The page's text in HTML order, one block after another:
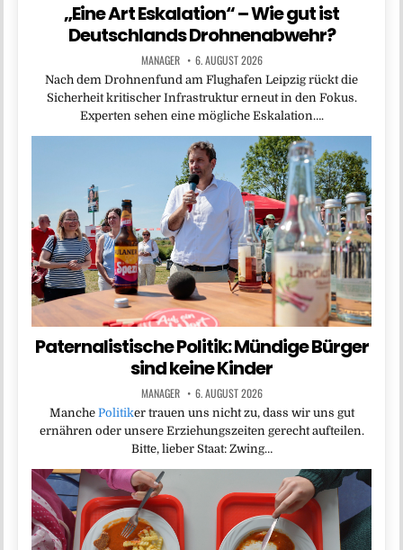
„Eine Art Eskalation“ – Wie gut ist
Deutschlands Drohnenabwehr?
MANAGER 6. AUGUST 2026
Nach dem Drohnenfund am Flughafen Leipzig rückt die
Sicherheit kritischer Infrastruktur erneut in den Fokus.
Experten sehen eine mögliche Eskalation….
Paternalistische Politik: Mündige Bürger
sind keine Kinder
MANAGER 6. AUGUST 2026
Manche Politiker trauen uns nicht zu, dass wir uns gut
ernähren oder unsere Erziehungszeiten gerecht aufteilen.
Bitte, lieber Staat: Zwing…